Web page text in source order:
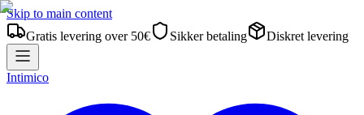
Skip to main content
Gratis levering over 50€
Sikker betaling Diskret levering
Intimico